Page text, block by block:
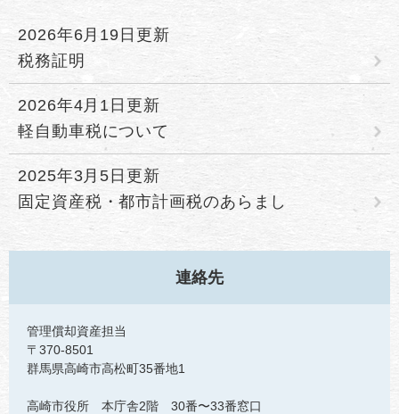
2026年6月19日更新
税務証明
2026年4月1日更新
軽自動車税について
2025年3月5日更新
固定資産税・都市計画税のあらまし
連絡先
管理償却資産担当
〒370-8501
群馬県高崎市高松町35番地1
高崎市役所 本庁舎2階 30番〜33番窓口